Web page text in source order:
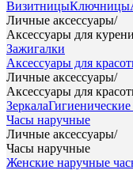
ВизитницыКлючницы
Личные аксессуары/
Аксессуары для
Зажигалки
Аксессуары для
Личные аксессуары/
Аксессуары для
Зеркала
Часы наручные
Личные аксессуары/
Часы наручные
Женские наручные